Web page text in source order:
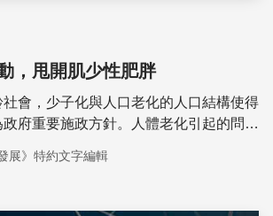
，甩開肌少性肥胖
會，少子化與人口老化的人口結構使得
府重要施政方針。人體老化引起的問題
展》特約文字編輯